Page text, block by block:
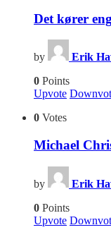
Det kører
by Erik
0 Points
Upvote
0 Votes
Michael
by Erik
0 Points
Upvote